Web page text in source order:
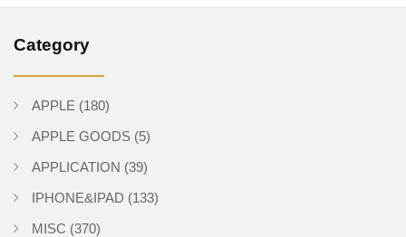
Category
APPLE (180)
APPLE GOODS (5)
APPLICATION (39)
IPHONE&IPAD (133)
MISC (370)